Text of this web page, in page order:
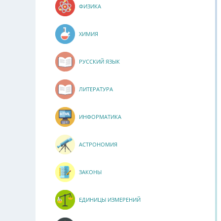
ФИЗИКА
ХИМИЯ
РУССКИЙ ЯЗЫК
ЛИТЕРАТУРА
ИНФОРМАТИКА
АСТРОНОМИЯ
ЗАКОНЫ
ЕДИНИЦЫ ИЗМЕРЕНИЙ